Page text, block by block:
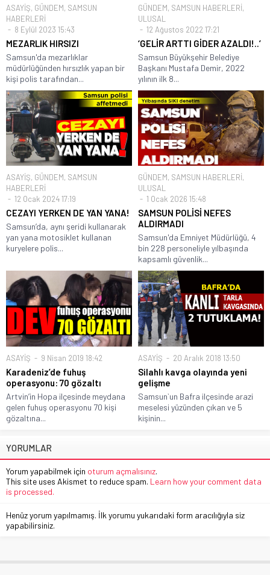
ASAYİŞ, GÜNDEM, SAMSUN
HABERLERİ
8 Eylül 2023 15:43
MEZARLIK HIRSIZI
Samsun'da mezarlıklar
müdürlüğünden hırsızlık yapan bir
kişi polis tarafından...
GÜNDEM, SAMSUN HABERLERİ,
ULUSAL
12 Ağustos 2022 17:21
‘GELİR ARTTI GİDER AZALDI!..’
Samsun Büyükşehir Belediye
Başkanı Mustafa Demir, 2022
yılının ilk 8...
ASAYİŞ, GÜNDEM, SAMSUN
HABERLERİ
12 Ocak 2024 17:19
CEZAYI YERKEN DE YAN YANA!
Samsun’da, aynı şeridi kullanarak
yan yana motosiklet kullanan
kuryelere polis...
GÜNDEM, SAMSUN HABERLERİ,
ULUSAL
1 Ocak 2026 15:48
SAMSUN POLİSİ NEFES
ALDIRMADI
Samsun'da Emniyet Müdürlüğü, 4
bin 228 personeliyle yılbaşında
kapsamlı güvenlik...
ASAYİŞ 9 Nisan 2019 18:42
Karadeniz’de fuhuş
operasyonu: 70 gözaltı
Artvin’in Hopa ilçesinde meydana
gelen fuhuş operasyonu 70 kişi
gözaltına...
ASAYİŞ 20 Aralık 2018 13:50
Silahlı kavga olayında yeni
gelişme
Samsun`un Bafra ilçesinde arazi
meselesi yüzünden çıkan ve 5
kişinin...
YORUMLAR
Yorum yapabilmek için oturum açmalısınız.
This site uses Akismet to reduce spam. Learn how your comment data
is processed.
Henüz yorum yapılmamış. İlk yorumu yukarıdaki form aracılığıyla siz
yapabilirsiniz.